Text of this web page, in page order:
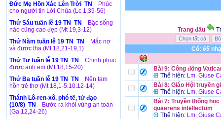
Đức Mẹ Hồn Xác Lên Trời TN
Phúc
cho người tin Lời Chúa (Lc 1,39-56)
Thứ Sáu tuần lễ 19 TN TN
Bậc sống
nào cũng cao đẹp (Mt 19,3-12)
Thứ Năm tuần lễ 19 TN TN
Mắc nợ
và được tha (Mt 18,21-19,1)
Thứ Tư tuần lễ 19 TN TN
Chinh phục
được anh em (Mt 18,15-20)
Thứ Ba tuần lễ 19 TN TN
Nên tam
hồn trẻ thơ (Mt 18,1-5.10.12-14)
Thánh Lô-ren-xô, phó tế, tử đạo
(10/8) TN
Bước ra khỏi vùng an toàn
(Ga 12,24-26)
Trang đầu
Có: 65
Bài 9: Công đồng
Thể hiện: Lm. Giuse
Bài 8: Giáo Hội truyền
Thể hiện: Lm. Giuse
Bài 7: Truyền thống
quaerens intellectum
Thể hiện: Lm. Giuse